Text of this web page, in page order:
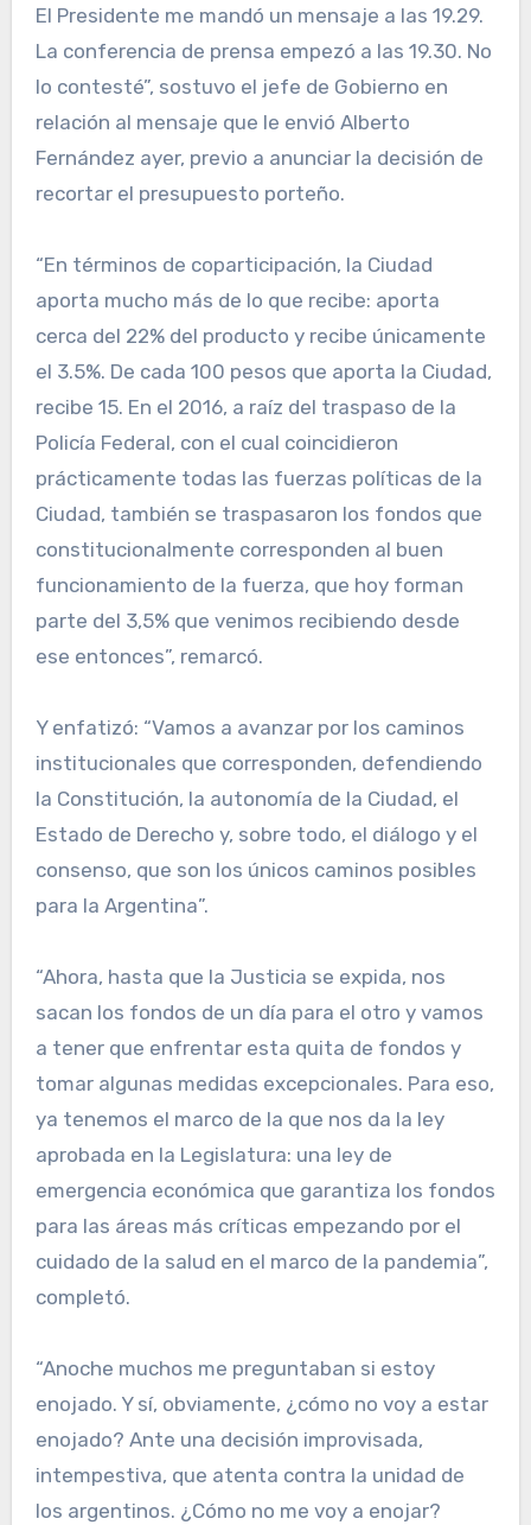
El Presidente me mandó un mensaje a las 19.29.
La conferencia de prensa empezó a las 19.30. No
lo contesté”, sostuvo el jefe de Gobierno en
relación al mensaje que le envió Alberto
Fernández ayer, previo a anunciar la decisión de
recortar el presupuesto porteño.
“En términos de coparticipación, la Ciudad
aporta mucho más de lo que recibe: aporta
cerca del 22% del producto y recibe únicamente
el 3.5%. De cada 100 pesos que aporta la Ciudad,
recibe 15. En el 2016, a raíz del traspaso de la
Policía Federal, con el cual coincidieron
prácticamente todas las fuerzas políticas de la
Ciudad, también se traspasaron los fondos que
constitucionalmente corresponden al buen
funcionamiento de la fuerza, que hoy forman
parte del 3,5% que venimos recibiendo desde
ese entonces”, remarcó.
Y enfatizó: “Vamos a avanzar por los caminos
institucionales que corresponden, defendiendo
la Constitución, la autonomía de la Ciudad, el
Estado de Derecho y, sobre todo, el diálogo y el
consenso, que son los únicos caminos posibles
para la Argentina”.
“Ahora, hasta que la Justicia se expida, nos
sacan los fondos de un día para el otro y vamos
a tener que enfrentar esta quita de fondos y
tomar algunas medidas excepcionales. Para eso,
ya tenemos el marco de la que nos da la ley
aprobada en la Legislatura: una ley de
emergencia económica que garantiza los fondos
para las áreas más críticas empezando por el
cuidado de la salud en el marco de la pandemia”,
completó.
“Anoche muchos me preguntaban si estoy
enojado. Y sí, obviamente, ¿cómo no voy a estar
enojado? Ante una decisión improvisada,
intempestiva, que atenta contra la unidad de
los argentinos. ¿Cómo no me voy a enojar?